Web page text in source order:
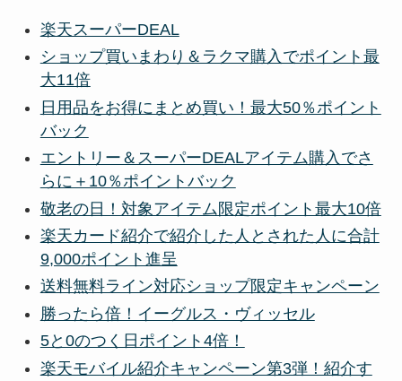
楽天スーパーDEAL
ショップ買いまわり＆ラクマ購入でポイント最
大11倍
日用品をお得にまとめ買い！最大50％ポイント
バック
エントリー＆スーパーDEALアイテム購入でさ
らに＋10％ポイントバック
敬老の日！対象アイテム限定ポイント最大10倍
楽天カード紹介で紹介した人とされた人に合計
9,000ポイント進呈
送料無料ライン対応ショップ限定キャンペーン
勝ったら倍！イーグルス・ヴィッセル
5と0のつく日ポイント4倍！
楽天モバイル紹介キャンペーン第3弾！紹介す